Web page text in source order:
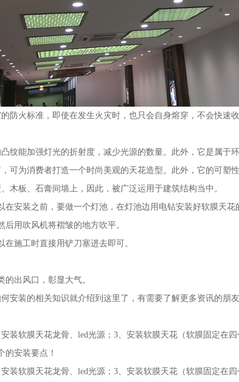
防火标准，即使在发生火灾时，也只会自身熔穿，不会快速
纹能加强灯光的折射度，减少光源的数量。此外，它是属于
可为消费者打造一个时尚美观的天花造型。此外，它的可塑
木板、石膏间墙上，因此，被广泛运用于建筑结构当中。
安装之前，要做一个灯池，在灯池边用电钻安装好软膜天花
用吹风机将褶皱的地方吹平。
施工时直接用铲刀塞进去即可。
出风口，彰显大气。
安装的相关知识就介绍到这里了，有需要了解更多资讯的朋
装软膜天花龙骨、led光源；3、安装软膜天花（软膜固定在
的安装要点！
装软膜天花龙骨、led光源；3、安装软膜天花（软膜固定在